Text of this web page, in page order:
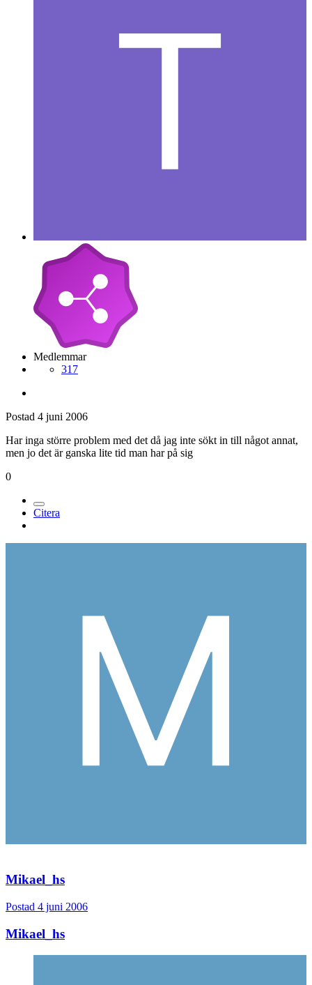
Medlemmar
317
Postad 4 juni 2006
Har inga större problem med det då jag inte sökt in till något annat,
men jo det är ganska lite tid man har på sig
0
Citera
Mikael_hs
Postad 4 juni 2006
Mikael_hs